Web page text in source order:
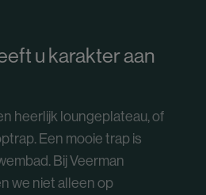
u karakter aan
heerlijk loungeplateau, of
Een mooie trap is
Bij Veerman
we niet alleen op